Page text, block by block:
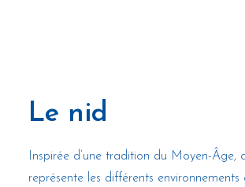
ACTIVITÉS
À PROPOS
Le nid
Inspirée d’une tradition du Moyen-Âge,
représente les différents